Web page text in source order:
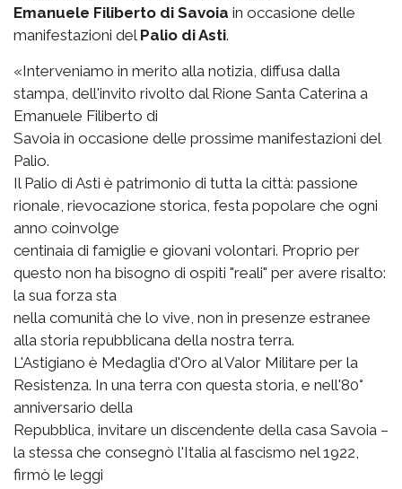
Emanuele Filiberto di Savoia in occasione delle
manifestazioni del Palio di Asti.
«Interveniamo in merito alla notizia, diffusa dalla
stampa, dell'invito rivolto dal Rione Santa Caterina a
Emanuele Filiberto di
Savoia in occasione delle prossime manifestazioni del
Palio.
Il Palio di Asti è patrimonio di tutta la città: passione
rionale, rievocazione storica, festa popolare che ogni
anno coinvolge
centinaia di famiglie e giovani volontari. Proprio per
questo non ha bisogno di ospiti "reali" per avere risalto:
la sua forza sta
nella comunità che lo vive, non in presenze estranee
alla storia repubblicana della nostra terra.
L'Astigiano è Medaglia d'Oro al Valor Militare per la
Resistenza. In una terra con questa storia, e nell'80°
anniversario della
Repubblica, invitare un discendente della casa Savoia –
la stessa che consegnò l'Italia al fascismo nel 1922,
firmò le leggi